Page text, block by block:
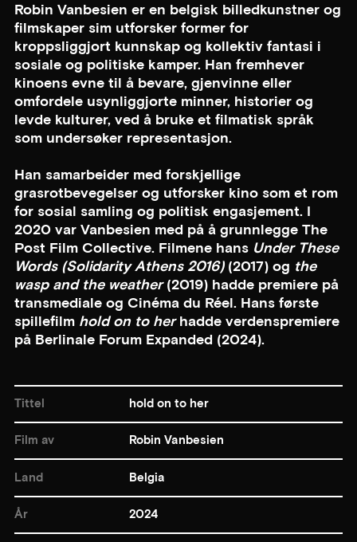
Robin Vanbesien er en belgisk billedkunstner og
filmskaper sim utforsker former for
kroppsliggjort kunnskap og kollektiv fantasi i
sosiale og politiske kamper. Han fremhever
kinoens evne til å bevare, gjenvinne eller
omfordele usynliggjorte minner, historier og
levde kulturer, ved å bruke et filmatisk språk
som undersøker representasjon.
Han samarbeider med forskjellige
grasrotbevegelser og utforsker kino som et rom
for sosial samling og politisk engasjement. I
2020 var Vanbesien med på å grunnlegge The
Post Film Collective. Filmene hans Under These
Words(Solidarity Athens 2016)(2017) og the
wasp and the weather(2019) hadde premiere på
transmediale og Cinéma du Réel. Hans første
spillefilm hold on to herhadde verdenspremiere
på Berlinale Forum Expanded (2024).
Tittel hold on to her
Film av Robin Vanbesien
Land Belgia
År 2024